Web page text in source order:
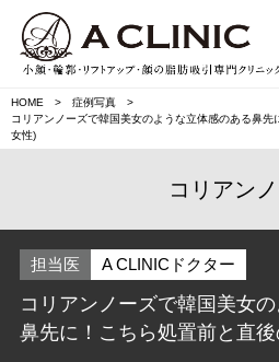
HOME
症例写真
コリアンノーズで韓国美女のような立体感のある鼻
女性)
コリアン
担当医 A CLINICドクター
コリアンノーズで韓国美女
鼻先に！こちら処置前と直